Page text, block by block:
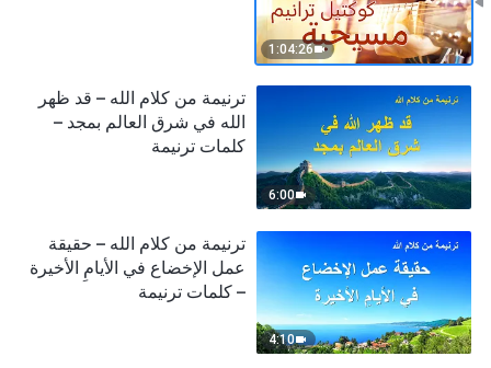
1:04:26
6:00
ترنيمة من كلام الله – قد ظهر
الله في شرق العالم بمجد –
كلمات ترنيمة
4:10
ترنيمة من كلام الله – حقيقة
عمل الإخضاع في الأيامِ الأخيرة
– كلمات ترنيمة